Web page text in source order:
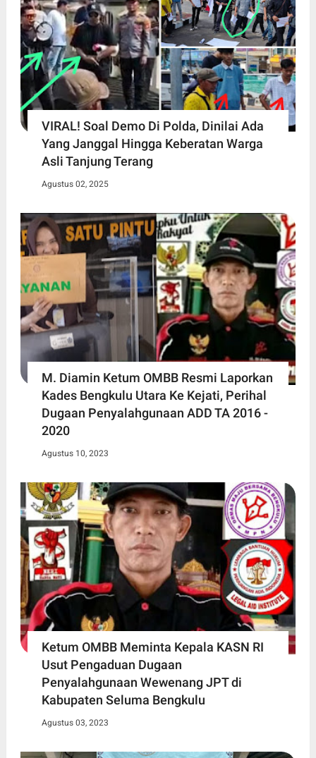
VIRAL! Soal Demo Di Polda, Dinilai Ada
Yang Janggal Hingga Keberatan Warga
Asli Tanjung Terang
Agustus 02, 2025
M. Diamin Ketum OMBB Resmi Laporkan
Kades Bengkulu Utara Ke Kejati, Perihal
Dugaan Penyalahgunaan ADD TA 2016 -
2020
Agustus 10, 2023
Ketum OMBB Meminta Kepala KASN RI
Usut Pengaduan Dugaan
Penyalahgunaan Wewenang JPT di
Kabupaten Seluma Bengkulu
Agustus 03, 2023